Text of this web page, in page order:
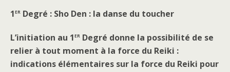
1er Degré : Sho Den : la danse du toucher
L’initiation au 1er Degré donne la possibilité de se
relier à tout moment à la force du Reiki :
indications élémentaires sur la force du Reiki pour